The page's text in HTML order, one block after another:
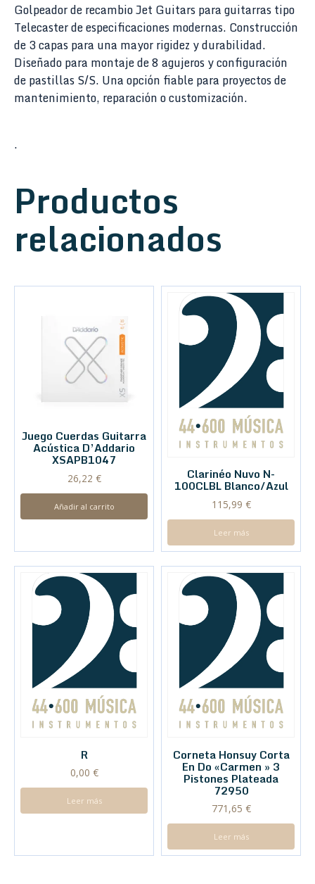
Golpeador de recambio Jet Guitars para guitarras tipo
Telecaster de especificaciones modernas. Construcción
de 3 capas para una mayor rigidez y durabilidad.
Diseñado para montaje de 8 agujeros y configuración
de pastillas S/S. Una opción fiable para proyectos de
mantenimiento, reparación o customización.
.
Productos
relacionados
Juego Cuerdas Guitarra
Acústica D’Addario
XSAPB1047
26,22 €
Añadir al carrito
Clarinéo Nuvo N-
100CLBL Blanco/Azul
115,99 €
Leer más
R
0,00 €
Leer más
Corneta Honsuy Corta
En Do «Carmen » 3
Pistones Plateada
72950
771,65 €
Leer más